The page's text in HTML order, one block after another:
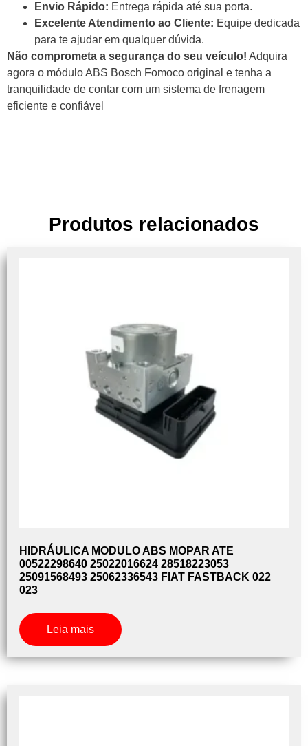
Envio Rápido: Entrega rápida até sua porta.
Excelente Atendimento ao Cliente: Equipe dedicada
para te ajudar em qualquer dúvida.
Não comprometa a segurança do seu veículo! Adquira
agora o módulo ABS Bosch Fomoco original e tenha a
tranquilidade de contar com um sistema de frenagem
eficiente e confiável
Produtos relacionados
HIDRÁULICA MODULO ABS MOPAR ATE
00522298640 25022016624 28518223053
25091568493 25062336543 FIAT FASTBACK 022
023
Leia mais